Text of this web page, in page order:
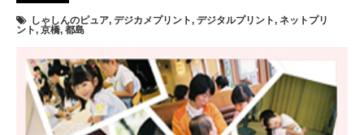
しゃしんのピュア, デジカメプリント, デジタルプリント, ネットプリ
ント, 京橋, 都島